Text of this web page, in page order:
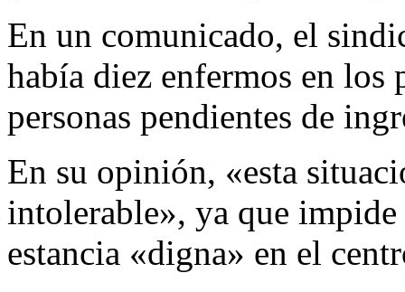
En un comunicado, el
había diez enfermos en los
personas pendientes de
En su opinión, «esta
intolerable», ya que
estancia «digna» en el